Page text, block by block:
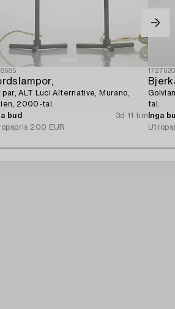
par, ALT Luci Alternative, Murano,
2000-tal.
bud
3d 11 tim
200 EUR
tal.
Inga